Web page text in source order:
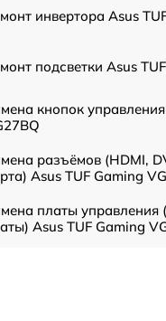
инвертора Asus
подсветки Asus
кнопок
разъёмов (HDMI,
Asus TUF Gaming
платы управления
Asus TUF Gaming